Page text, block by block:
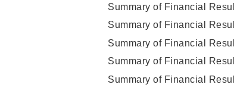
Summary of Financial
Summary of Financial
Summary of Financial
Summary of Financial
Summary of Financial